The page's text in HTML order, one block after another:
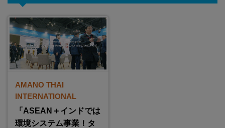
AMANO THAI
INTERNATIONAL
「ASEAN＋インドでは
環境システム事業！タ